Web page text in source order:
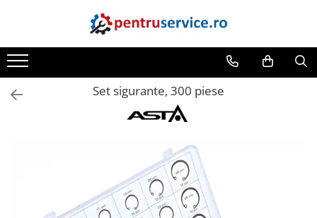
Toate Produsele
Scule Speciale
Scule pentru Motociclete
Scule Speciale pentru Camion
Scule speciale pentru electrice
Extractoare, Injectoare, Rulmenti
Tinichigerie, Caroserie
Set sigurante, 300 piese